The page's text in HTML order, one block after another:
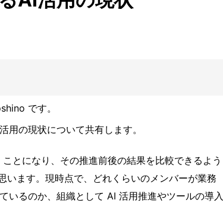
です。
用の現状について共有します。
とになり、その推進前後の結果を比較できるよう
ます。現時点で、どれくらいのメンバーが業務
いるのか、組織として AI 活用推進やツールの導入